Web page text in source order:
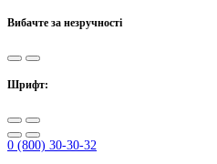
Вибачте за незручності
Шрифт:
0 (800) 30-30-32